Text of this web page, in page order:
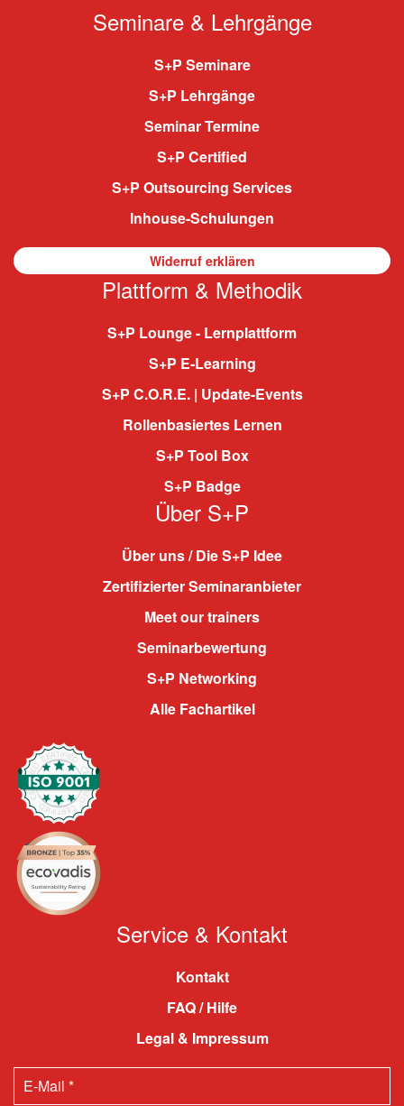
Seminare & Lehrgänge
S+P Seminare
S+P Lehrgänge
Seminar Termine
S+P Certified
S+P Outsourcing Services
Inhouse-Schulungen
Widerruf erklären
Plattform & Methodik
S+P Lounge - Lernplattform
S+P E-Learning
S+P C.O.R.E. | Update-Events
Rollenbasiertes Lernen
S+P Tool Box
S+P Badge
Über S+P
Über uns / Die S+P Idee
Zertifizierter Seminaranbieter
Meet our trainers
Seminarbewertung
S+P Networking
Alle Fachartikel
Service & Kontakt
Kontakt
FAQ / Hilfe
Legal & Impressum